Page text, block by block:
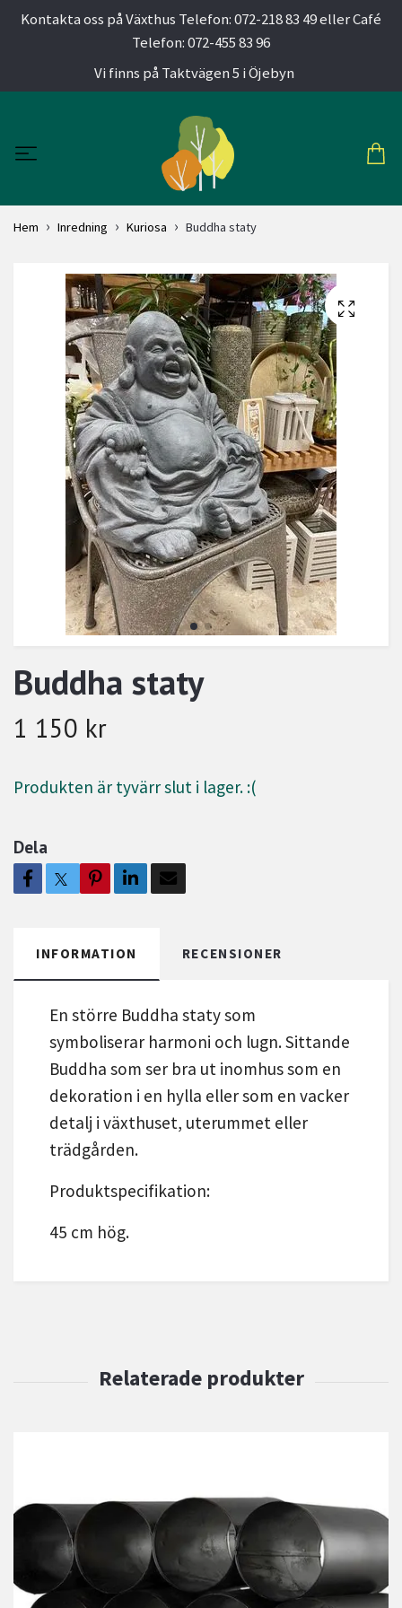
Kontakta oss på Växthus Telefon: 072-218 83 49 eller Café
Telefon: 072-455 83 96
Vi finns på Taktvägen 5 i Öjebyn
Hem Inredning Kuriosa Buddha staty
Buddha staty
1 150 kr
Produkten är tyvärr slut i lager. :(
Dela
INFORMATION RECENSIONER
En större Buddha staty som
symboliserar harmoni och lugn. Sittande
Buddha som ser bra ut inomhus som en
dekoration i en hylla eller som en vacker
detalj i växthuset, uterummet eller
trädgården.
Produktspecifikation:
45 cm hög.